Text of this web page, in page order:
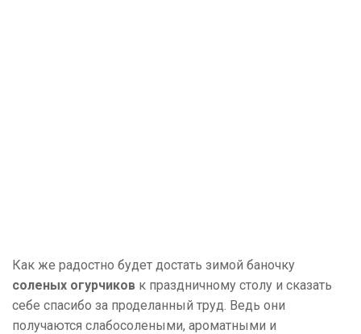
Как же радостно будет достать зимой баночку
соленых огурчиков к праздничному столу и сказать
себе спасибо за проделанный труд. Ведь они
получаются слабосолеными, ароматными и